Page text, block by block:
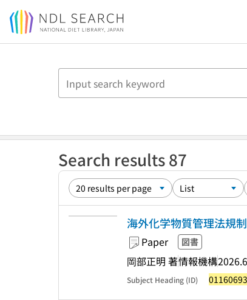
Jump to main content
Search results 87
海外化学物質管理法規
Paper 図書
岡部正明 著情報機構2026.6
Subject Heading (ID) 01160693